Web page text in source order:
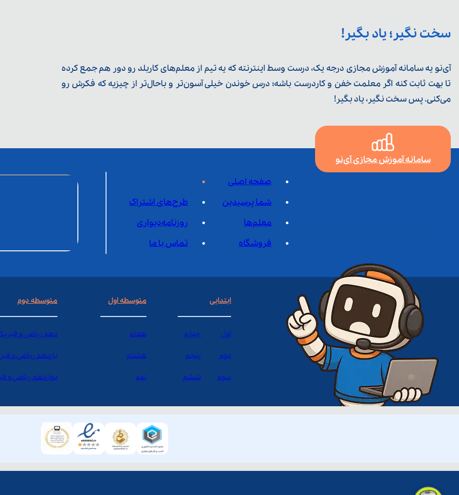
سخت نگیر؛ یاد بگیر!
آی‌نو یه سامانه آموزش مجازی درجه یک، درست وسط اینترنته که یه تیم از معلم‌‌های کاربلد رو دور هم جمع کرده
تا بهت ثابت کنه اگر معلمت خفن و کاردرست باشه؛ درس خوندن خیلی آسون‌تر و باحال‌تر از چیزیه که فکرش رو
می‌کنی. پس سخت نگیر، یاد بگیر!
سامانه آموزش مجازی آی‌نو
صفحه اصلی
شما پرسیدین
طرح‌های اشتراک
معلم‌ها
روزنامه‌دیواری
فروشگاه
تماس با ما
ابتدایی
اول چهارم
دوم پنجم
سوم ششم
متوسطه اول
هفتم
هشتم
نهم
متوسطه دوم
دهم ریاضی و
یازدهم ریاضی و
دوازدهم ریاضی و